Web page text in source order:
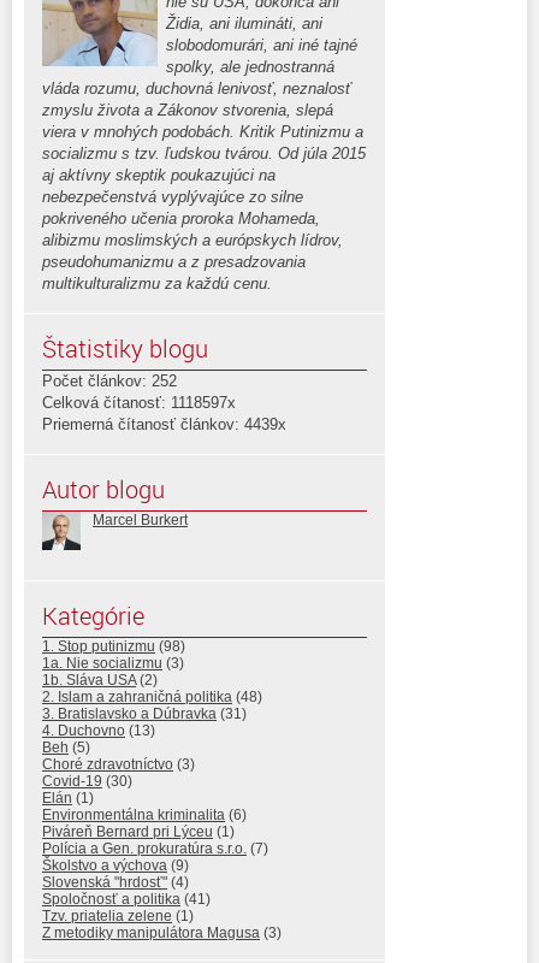
Židia, ani ilumináti, ani
slobodomurári, ani iné tajné
spolky, ale jednostranná
vláda rozumu, duchovná lenivosť, neznalosť
zmyslu života a Zákonov stvorenia, slepá
viera v mnohých podobách. Kritik Putinizmu a
socializmu s tzv. ľudskou tvárou. Od júla 2015
aj aktívny skeptik poukazujúci na
nebezpečenstvá vyplývajúce zo silne
pokriveného učenia proroka Mohameda,
alibizmu moslimských a európskych lídrov,
pseudohumanizmu a z presadzovania
multikulturalizmu za každú cenu.
Štatistiky blogu
Počet článkov: 252
Celková čítanosť: 1118597x
Priemerná čítanosť článkov: 4439x
Autor blogu
Marcel Burkert
Kategórie
1. Stop putinizmu (98)
1a. Nie socializmu (3)
1b. Sláva USA(2)
2. Islam a zahraničná politika (48)
3. Bratislavsko a Dúbravka (31)
4. Duchovno (13)
Beh (5)
Choré zdravotníctvo (3)
Covid-19 (30)
Elán (1)
Environmentálna kriminalita (6)
Piváreň Bernard pri Lýceu (1)
Polícia a Gen. prokuratúra s.r.o. (7)
Školstvo a výchova (9)
Slovenská "hrdosť" (4)
Spoločnosť a politika (41)
Tzv. priatelia zelene (1)
Z metodiky manipulátora Magusa (3)